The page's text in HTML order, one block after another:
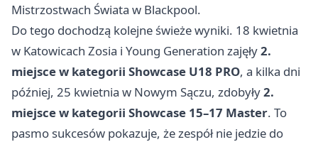
Mistrzostwach Świata w Blackpool.
Do tego dochodzą kolejne świeże wyniki. 18 kwietnia
w Katowicach Zosia i Young Generation zajęły2.
miejsce w kategorii Showcase U18 PRO, a kilka dni
później, 25 kwietnia w Nowym Sączu, zdobyły2.
miejsce w kategorii Showcase 15–17 Master. To
pasmo sukcesów pokazuje, że zespół nie jedzie do